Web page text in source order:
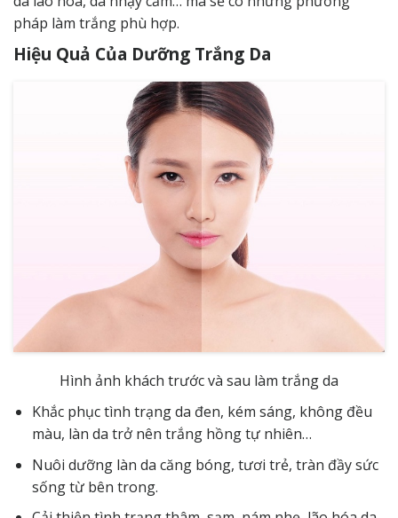
pháp làm trắng phù hợp.
Hiệu Quả Của Dưỡng Trắng Da
Hình ảnh khách trước và sau làm trắng da
Khắc phục tình trạng da đen, kém sáng, không đều
màu, làn da trở nên trắng hồng tự nhiên…
Nuôi dưỡng làn da căng bóng, tươi trẻ, tràn đầy sức
sống từ bên trong.